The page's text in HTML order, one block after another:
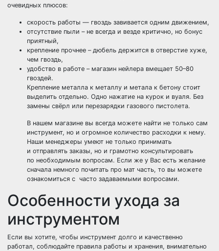
очевидных плюсов:
скорость работы — гвоздь завивается одним движением,
отсутствие пыли – не всегда и везде критично, но бонус
приятный,
крепление прочнее – дюбель держится в отверстие хуже,
чем гвоздь,
удобство в работе – магазин нейлера вмещает 50–80
гвоздей.
Крепление металла к металлу и метала к бетону стоит
выделить отдельно. Одно нажатие на курок и вуаля. Без
замены свёрл или перезарядки газового пистолета.
В нашем магазине вы всегда можете найти не только сам
инструмент, но и огромное количество расходки к нему.
Наши менеджеры умеют не только принимать
и отправлять заказы, но и грамотно консультировать
по необходимым вопросам. Если же у Вас есть желание
сначала немного почитать про мат часть, то вы можете
ознакомиться с часто задаваемыми вопросами.
Особенности ухода за
инструментом
Если вы хотите, чтобы инструмент долго и качественно
работал, соблюдайте правила работы и хранения, внимательно